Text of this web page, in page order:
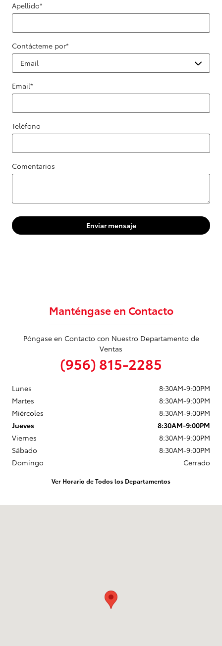
Apellido*
Contácteme por*
Email*
Teléfono
Comentarios
Enviar mensaje
Manténgase en Contacto
Póngase en Contacto con Nuestro Departamento de
Ventas
(956) 815-2285
Lunes
8:30AM-9:00PM
Martes
8:30AM-9:00PM
Miércoles
8:30AM-9:00PM
Jueves
8:30AM-9:00PM
Viernes
8:30AM-9:00PM
Sábado
8:30AM-9:00PM
Domingo
Cerrado
Ver Horario de Todos los Departamentos